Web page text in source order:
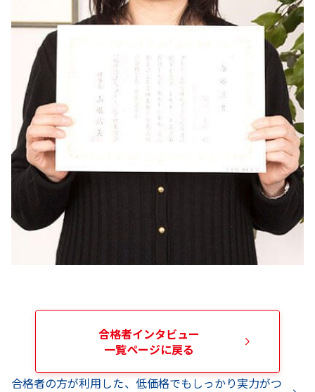
合格者インタビュー
一覧ページに戻る
合格者の方が利用した、低価格でもしっかり実力がつ